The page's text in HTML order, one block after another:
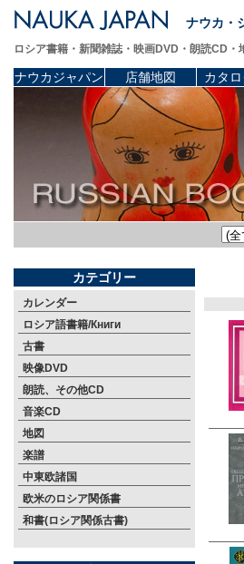
ナウカ・
ロシア書籍・新聞雑誌・映画DVD・朗読CD
ナウカジャパン 店舗地図 カタ
カテゴリー
カレンダー
ロシア語書籍/Книги
古書
映像DVD
朗読、その他CD
音楽CD
地図
楽譜
中東欧諸国
欧米のロシア関係書
和書(ロシア関係古書)